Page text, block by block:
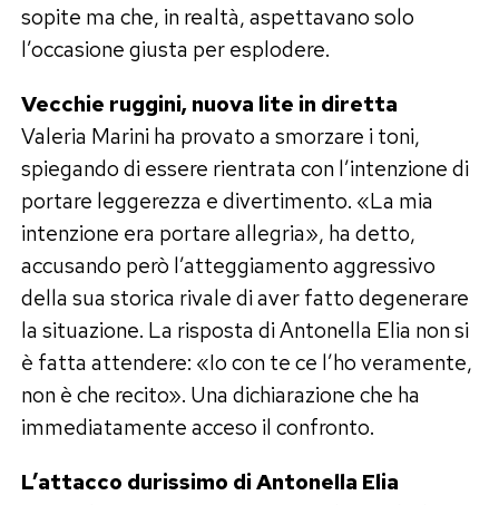
sopite ma che, in realtà, aspettavano solo
l’occasione giusta per esplodere.
Vecchie ruggini, nuova lite in diretta
Valeria Marini ha provato a smorzare i toni,
spiegando di essere rientrata con l’intenzione di
portare leggerezza e divertimento. «La mia
intenzione era portare allegria», ha detto,
accusando però l’atteggiamento aggressivo
della sua storica rivale di aver fatto degenerare
la situazione. La risposta di Antonella Elia non si
è fatta attendere: «Io con te ce l’ho veramente,
non è che recito». Una dichiarazione che ha
immediatamente acceso il confronto.
L’attacco durissimo di Antonella Elia